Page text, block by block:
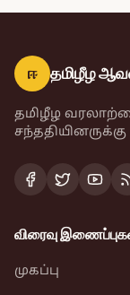
ஈ தமிழீழ
தமிழீழ
விரைவு
முகப்பு